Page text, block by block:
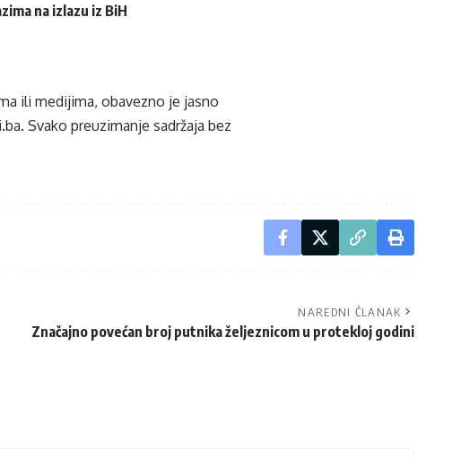
na izlazu iz BiH
ili medijima, obavezno je jasno
. Svako preuzimanje sadržaja bez
NAREDNI ČLANAK
Značajno povećan broj putnika željeznicom u protekloj godini